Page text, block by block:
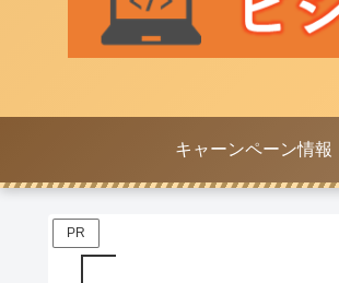
キャーンペーン情報
PR